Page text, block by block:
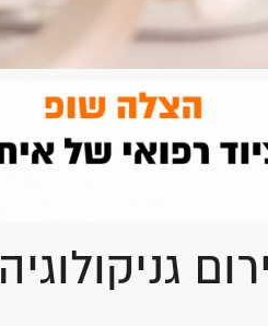
גניקולוגיה